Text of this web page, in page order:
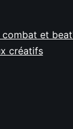
et
créatifs